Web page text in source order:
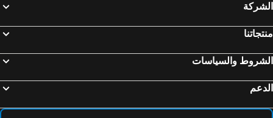
Broadbeach Waters, luxury hotels
والسياسات